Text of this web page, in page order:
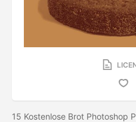
15 Kostenlose Brot Photoshop